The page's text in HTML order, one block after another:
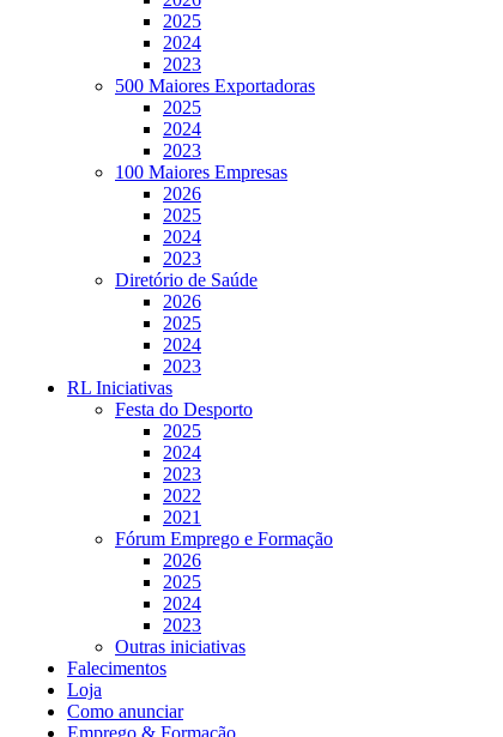
2025
2024
2023
500 Maiores Exportadoras
2025
2024
2023
100 Maiores Empresas
2026
2025
2024
2023
Diretório de Saúde
2026
2025
2024
2023
RL Iniciativas
Festa do Desporto
2025
2024
2023
2022
2021
Fórum Emprego e Formação
2026
2025
2024
2023
Outras iniciativas
Falecimentos
Loja
Como anunciar
Emprego & Formação